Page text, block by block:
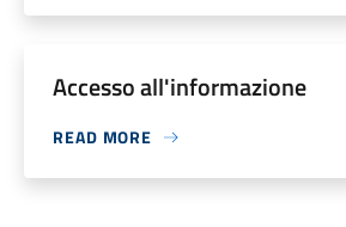
Accesso all'informazione
READ MORE